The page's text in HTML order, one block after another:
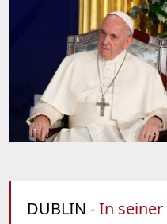
DUBLIN - In